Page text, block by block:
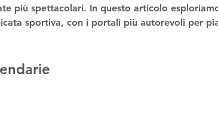
più spettacolari. In questo articolo
sportiva, con i portali più autorevoli per